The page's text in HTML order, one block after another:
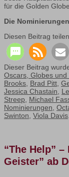
für die Golden
Die
Diesen Beitrag teilen
Dieser Beitrag
Oscars, Globes und
Brooks, Brad Pitt,
Jessica Chastain,
Streep, Michael
Nominierungen,
Swinton, Viola Davis.
“The Help”
Geister” ab